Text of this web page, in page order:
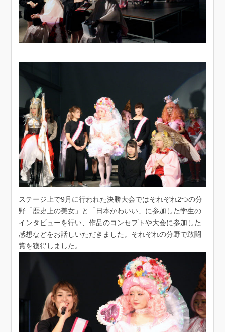
ステージ上で9月に行われた決勝大会ではそれぞれ2つの分
野「歴史上の美女」と「日本かわいい」に参加した学生の
インタビューを行い、作品のコンセプトや大会に参加した
感想などをお話しいただきました。それぞれの分野で敢闘
賞を獲得しました。